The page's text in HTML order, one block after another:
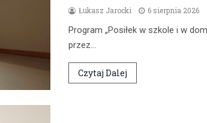
Łukasz Jarocki 6 sierpnia 2026
Program „Posiłek w szkole i w
przez…
Czytaj Dalej